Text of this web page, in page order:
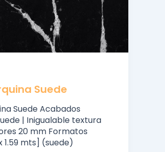
Suede
Suede Acabados
| Inigualable textura
20 mm Formatos
1.59 mts] (suede)